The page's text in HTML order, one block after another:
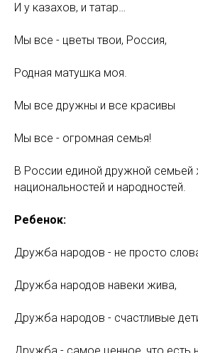
И у казахов, и татар…
Мы все - цветы твои, Россия,
Родная матушка моя.
Мы все дружны и все красивы
Мы все - огромная семья!
В России единой дружной семьей
национальностей и народностей.
Ребенок:
Дружба народов - не просто
Дружба народов навеки жива,
Дружба народов - счастливые